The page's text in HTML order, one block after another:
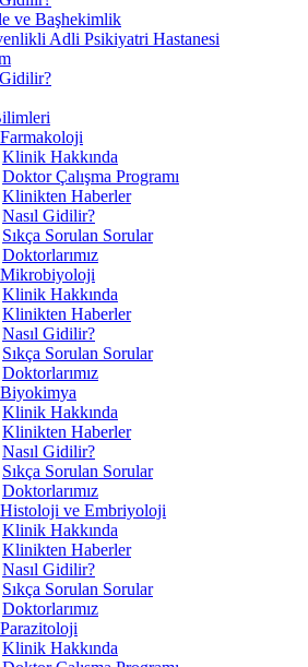
ve Başhekimlik
Adli Psikiyatri Hastanesi
Klinik Hakkında
Doktor Çalışma Programı
Klinikten Haberler
Nasıl Gidilir?
Sıkça Sorulan Sorular
Doktorlarımız
Mikrobiyoloji
Klinik Hakkında
Klinikten Haberler
Nasıl Gidilir?
Sıkça Sorulan Sorular
Doktorlarımız
Klinik Hakkında
Klinikten Haberler
Nasıl Gidilir?
Sıkça Sorulan Sorular
Doktorlarımız
ve Embriyoloji
Klinik Hakkında
Klinikten Haberler
Nasıl Gidilir?
Sıkça Sorulan Sorular
Doktorlarımız
Klinik Hakkında